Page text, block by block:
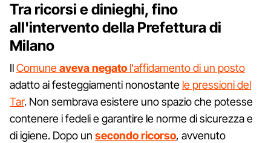
Tra ricorsi e dinieghi, fino
all'intervento della Prefettura di
Milano
IlComuneaveva negato l'affidamento di un posto
adatto ai festeggiamenti nonostante le pressioni del
Tar. Non sembrava esistere uno spazio che potesse
contenere i fedeli e garantire le norme di sicurezza e
di igiene. Dopo un secondo ricorso, avvenuto